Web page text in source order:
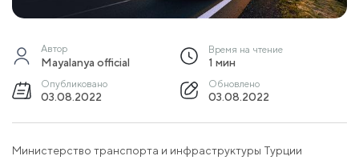
Автор
Mayalanya official
Время на чтение
1 мин
Опубликовано
03.08.2022
Обновлено
03.08.2022
Министерство транспорта и инфраструктуры Турции